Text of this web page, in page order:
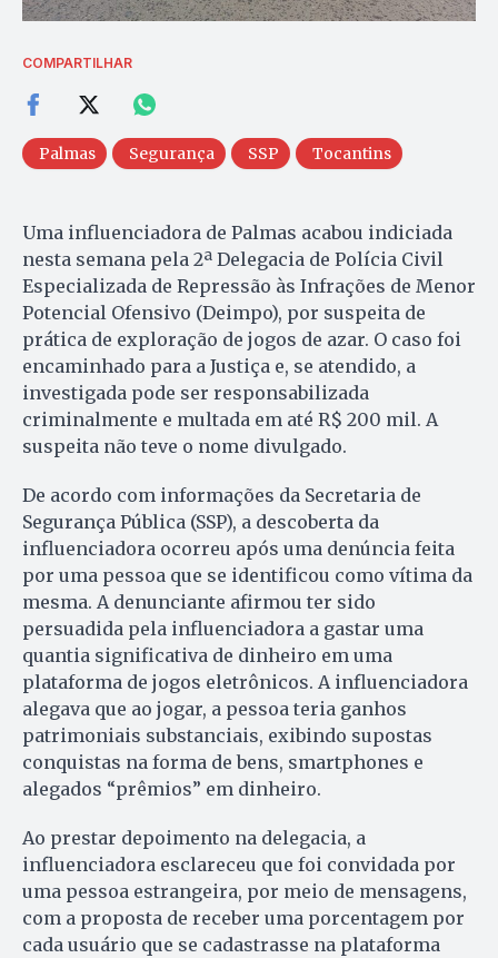
COMPARTILHAR
Palmas Segurança SSP Tocantins
Uma influenciadora de Palmas acabou indiciada
nesta semana pela 2ª Delegacia de Polícia Civil
Especializada de Repressão às Infrações de Menor
Potencial Ofensivo (Deimpo), por suspeita de
prática de exploração de jogos de azar. O caso foi
encaminhado para a Justiça e, se atendido, a
investigada pode ser responsabilizada
criminalmente e multada em até R$ 200 mil. A
suspeita não teve o nome divulgado.
De acordo com informações da Secretaria de
Segurança Pública (SSP), a descoberta da
influenciadora ocorreu após uma denúncia feita
por uma pessoa que se identificou como vítima da
mesma. A denunciante afirmou ter sido
persuadida pela influenciadora a gastar uma
quantia significativa de dinheiro em uma
plataforma de jogos eletrônicos. A influenciadora
alegava que ao jogar, a pessoa teria ganhos
patrimoniais substanciais, exibindo supostas
conquistas na forma de bens, smartphones e
alegados “prêmios” em dinheiro.
Ao prestar depoimento na delegacia, a
influenciadora esclareceu que foi convidada por
uma pessoa estrangeira, por meio de mensagens,
com a proposta de receber uma porcentagem por
cada usuário que se cadastrasse na plataforma